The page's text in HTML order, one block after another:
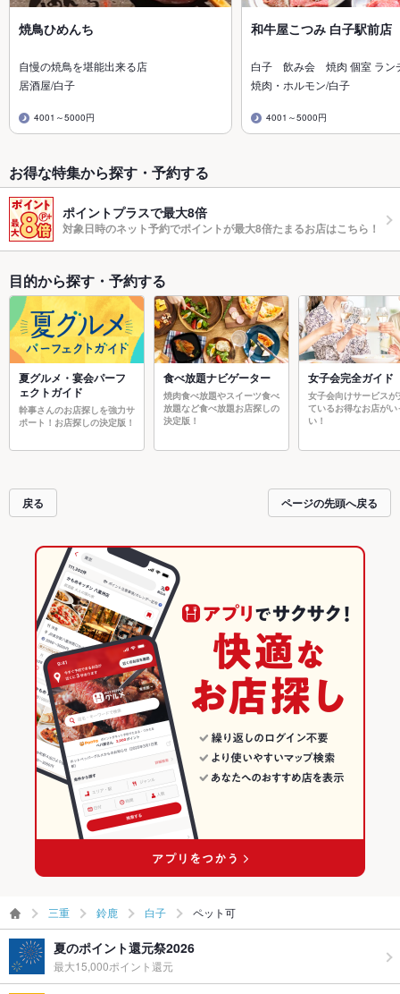
焼鳥ひめんち
自慢の焼鳥を堪能出来る店
居酒屋/白子
4001～5000円
和牛屋こつみ 白子駅前店
白子 飲み会 焼肉 個室 ラン
焼肉・ホルモン/白子
4001～5000円
お得な特集から探す・予約する
ポイントプラスで最大8倍
対象日時のネット予約でポイントが最大8倍たまるお店はこちら！
目的から探す・予約する
夏グルメ・宴会パーフ
ェクトガイド
幹事さんのお店探しを強力サ
ポート！お店探しの決定版！
食べ放題ナビゲーター
焼肉食べ放題やスイーツ食べ
放題など食べ放題お店探しの
決定版！
女子会完全ガイド
女子会向けサービスが
ているお得なお店がい
い！
戻る ページの先頭へ戻る
三重 鈴鹿 白子 ペット可
夏のポイント還元祭2026
最大15,000ポイント還元